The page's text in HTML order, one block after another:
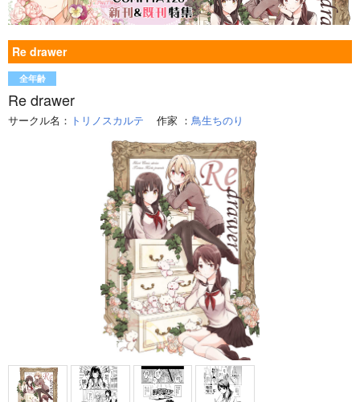
Re drawer
全年齢
Re drawer
サークル名： トリノスカルテ 作家 ： 鳥生ちのり